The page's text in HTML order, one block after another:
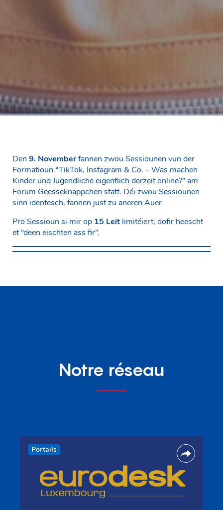
Den 9. Novemberfannen zwou Sessiounen vun der
Formatioun “TikTok, Instagram & Co. – Was machen
Kinder und Jugendliche eigentlich derzeit online?” am
Forum Geesseknäppchen statt. Déi zwou Sessiounen
sinn identesch, fannen just zu aneren Auer
Pro Sessioun si mir op 15 Leit limitéiert, dofir heescht
et “deen eischten ass fir”.
Notre réseau
Portails